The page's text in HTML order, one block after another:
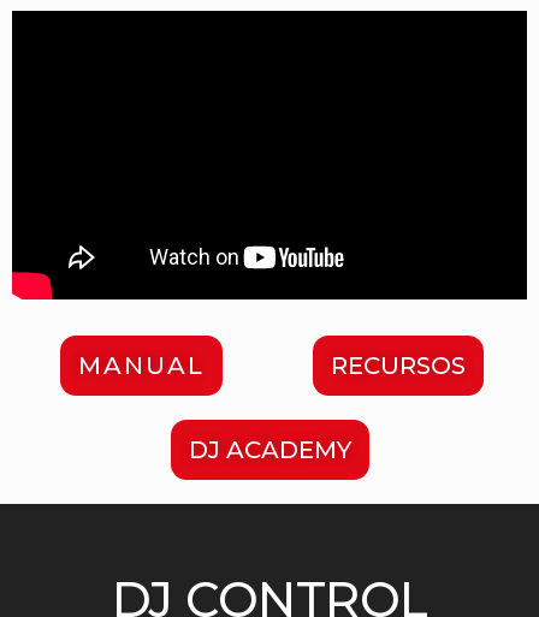
MANUAL RECURSOS
DJ ACADEMY
DJ CONTROL